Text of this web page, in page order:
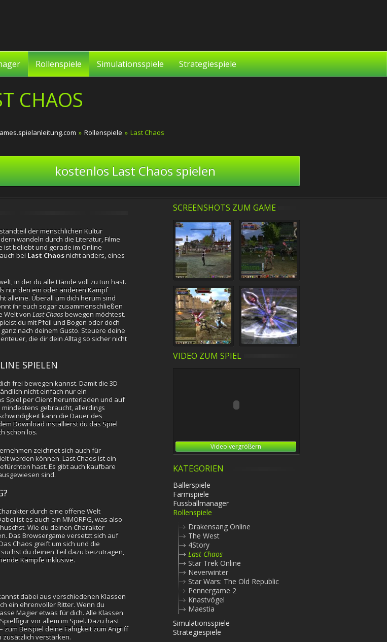
Rollenspiele Simulationsspiele Strategiespiele
CHAOS
» Rollenspiele » Last Chaos
kostenlos Last Chaos spielen
der menschlichen Kultur
wandeln durch die Literatur, Filme
beliebt und gerade im Online
bei Last Chaosnicht anders, eines
in der du alle Hände voll zu tun hast.
nur den ein oder anderen Kampf
alleine. Überall um dich herum sind
ihr euch sogar zusammenschließen
Welt von Last Chaosbewegen möchtest.
du mit Pfeil und Bogen oder doch
nach deinem Gusto. Steuere deine
die dir dein Alltag so sicher nicht
SPIELEN
frei bewegen kannst. Damit die 3D-
nicht einfach nur ein
Spiel per Client herunterladen und auf
gebraucht, allerdings
kann die Dauer des
Download installierst du das Spiel
schon los.
zeichnet sich auch für
werden können. Last Chaos ist ein
hast. Es gibt auch kaufbare
sind.
durch eine offene Welt
ist es auch ein MMORPG, was also
Wie du deinen Charakter
Das Browsergame versetzt sich auf
Chaos greift um sich und die
du deinen Teil dazu beizutragen,
Kämpfe inklusive.
dabei aus verschiedenen Klassen
ein ehrenvoller Ritter. Wenn du
Magier etwas für dich. Alle Klassen
vor allem im Spiel. Dazu hast
Beispiel deine Fähigkeit zum Angriff
zusätzlich verstärken.
SCREENSHOTS ZUM GAME
VIDEO ZUM SPIEL
Video vergrößern
KATEGORIEN
Ballerspiele
Farmspiele
Fussballmanager
Rollenspiele
Drakensang Online
The West
4Story
Last Chaos
Star Trek Online
Neverwinter
Star Wars: The Old Republic
Pennergame 2
Knastvögel
Maestia
Simulationsspiele
Strategiespiele